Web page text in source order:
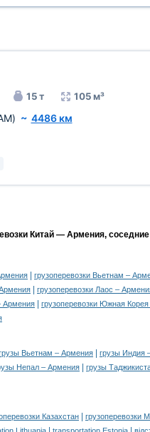
15 т 105 м³
~ 4486 км
Китай — Армения,
грузоперевозки Вьетнам –
грузоперевозки Лаос –
Армения грузоперевозки Южная
Вьетнам – Армения грузы Индия
Непал – Армения грузы
Казахстан грузоперевозки